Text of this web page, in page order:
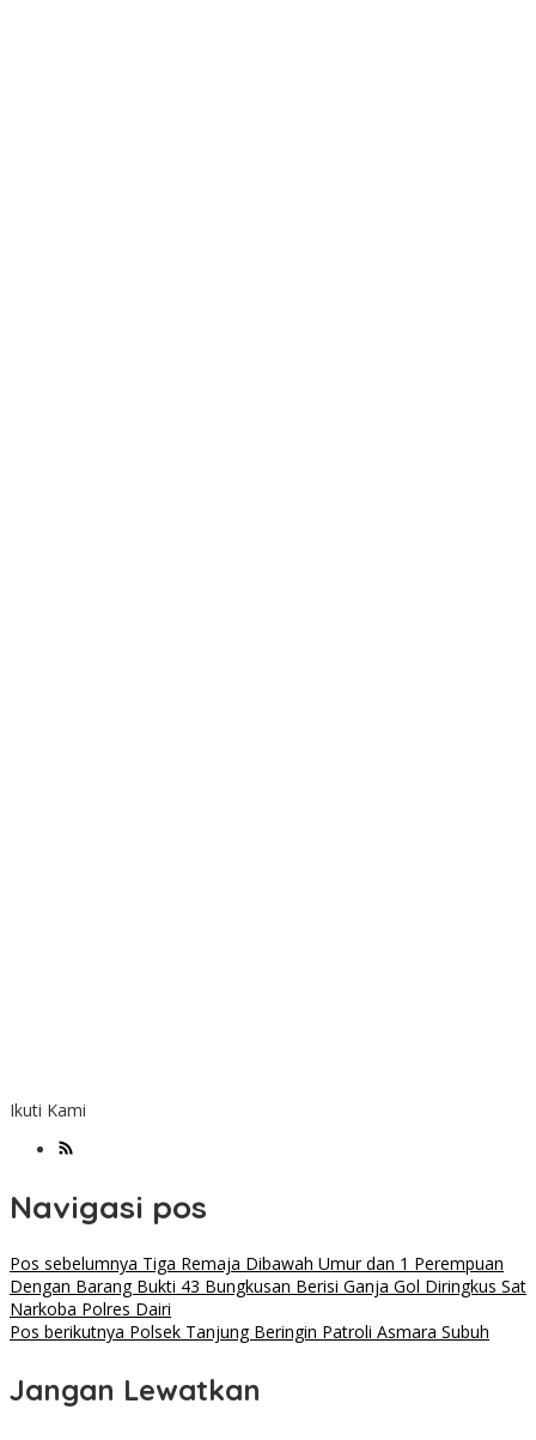
Ikuti Kami
Navigasi pos
Pos sebelumnya Tiga Remaja Dibawah Umur dan 1 Perempuan
Dengan Barang Bukti 43 Bungkusan Berisi Ganja Gol Diringkus Sat
Narkoba Polres Dairi
Pos berikutnya Polsek Tanjung Beringin Patroli Asmara Subuh
Jangan Lewatkan